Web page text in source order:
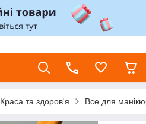
Краса та здоров'я Все для